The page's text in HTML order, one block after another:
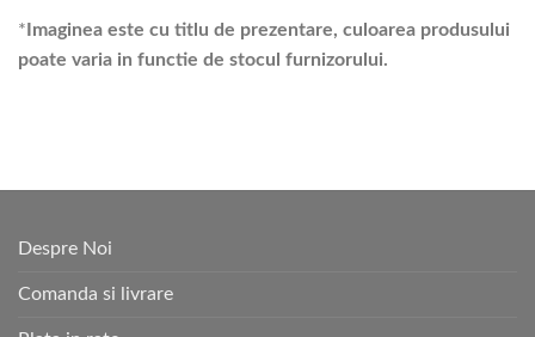
* Imaginea este cu titlu de prezentare, culoarea produsului
poate varia in functie de stocul furnizorului.
Despre Noi
Comanda si livrare